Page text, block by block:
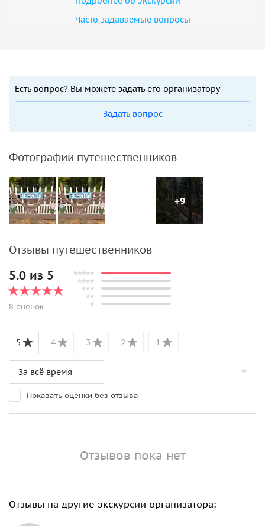
Часто задаваемые вопросы
Есть вопрос? Вы можете задать его организатору
Задать вопрос
Фотографии путешественников
+9
Отзывы путешественников
5.0 из 5
8 оценок
5 4 3 2 1
Показать оценки без отзыва
Отзывов пока нет
Отзывы на другие экскурсии организатора: